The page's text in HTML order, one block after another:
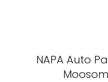
NAPA Auto